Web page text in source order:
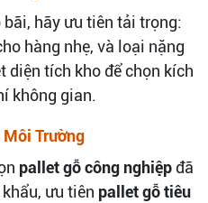
bãi, hãy ưu tiên tải trọng:
hàng nhẹ, và loại nặng
diện tích kho để chọn kích
không gian.
Môi Trường
pallet gỗ công nghiệpđã
ưu tiên pallet gỗ tiêu